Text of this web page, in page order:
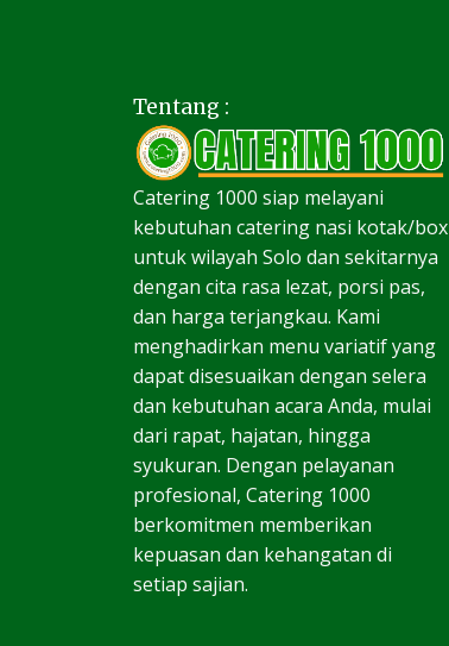
Tentang :
Catering 1000 siap melayani
kebutuhan catering nasi kotak/box
untuk wilayah Solo dan sekitarnya
dengan cita rasa lezat, porsi pas,
dan harga terjangkau. Kami
menghadirkan menu variatif yang
dapat disesuaikan dengan selera
dan kebutuhan acara Anda, mulai
dari rapat, hajatan, hingga
syukuran. Dengan pelayanan
profesional, Catering 1000
berkomitmen memberikan
kepuasan dan kehangatan di
setiap sajian.